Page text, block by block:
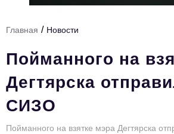
Технологии и тренды
Ниши и рынки
Цитаты
Туризм
Главная / Новости
Пойманного на
Дегтярска
СИЗО
Пойманного на взятке мэра Дегтярска